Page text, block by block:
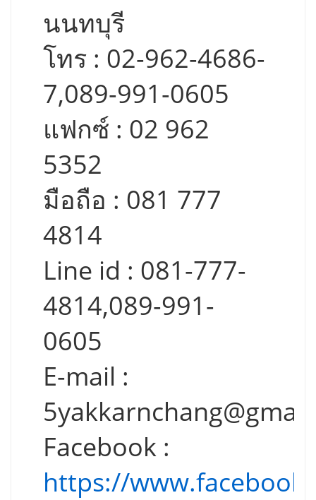
นนทบุรี
โทร : 02-962-4686-
7,089-991-0605
แฟกซ์ : 02 962
5352
มือถือ : 081 777
4814
Line id : 081-777-
4814,089-991-
0605
E-mail :
Facebook :
https://